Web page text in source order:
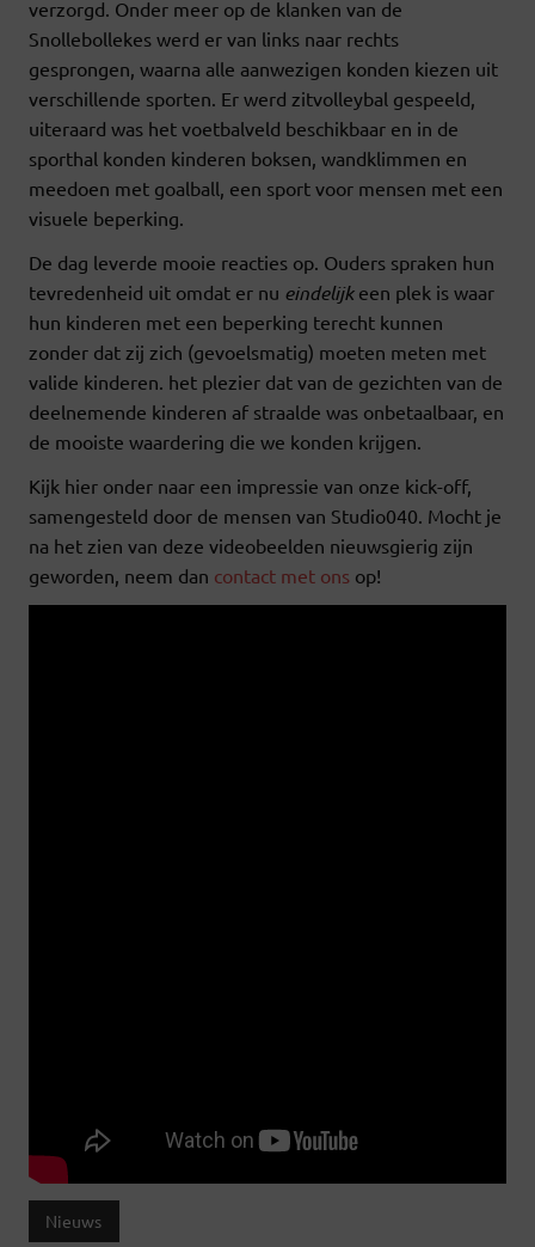
verzorgd. Onder meer op de klanken van de
Snollebollekes werd er van links naar rechts
gesprongen, waarna alle aanwezigen konden kiezen uit
verschillende sporten. Er werd zitvolleybal gespeeld,
uiteraard was het voetbalveld beschikbaar en in de
sporthal konden kinderen boksen, wandklimmen en
meedoen met goalball, een sport voor mensen met een
visuele beperking.
De dag leverde mooie reacties op. Ouders spraken hun
tevredenheid uit omdat er nu eindelijkeen plek is waar
hun kinderen met een beperking terecht kunnen
zonder dat zij zich (gevoelsmatig) moeten meten met
valide kinderen. het plezier dat van de gezichten van de
deelnemende kinderen af straalde was onbetaalbaar, en
de mooiste waardering die we konden krijgen.
Kijk hier onder naar een impressie van onze kick-off,
samengesteld door de mensen van Studio040. Mocht je
na het zien van deze videobeelden nieuwsgierig zijn
geworden, neem dan contact met ons op!
Nieuws